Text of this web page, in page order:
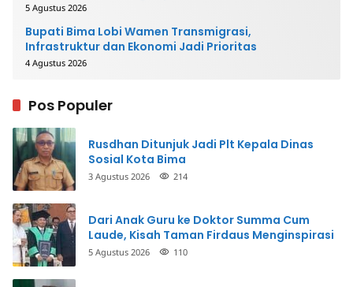
5 Agustus 2026
Bupati Bima Lobi Wamen Transmigrasi,
Infrastruktur dan Ekonomi Jadi Prioritas
4 Agustus 2026
Pos Populer
Rusdhan Ditunjuk Jadi Plt Kepala Dinas
Sosial Kota Bima
3 Agustus 2026 214
Dari Anak Guru ke Doktor Summa Cum
Laude, Kisah Taman Firdaus Menginspirasi
5 Agustus 2026 110